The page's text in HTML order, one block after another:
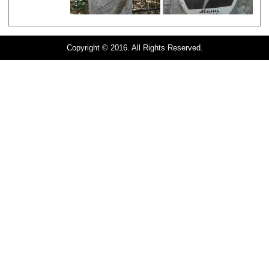
Copyright © 2016. All Rights Reserved.